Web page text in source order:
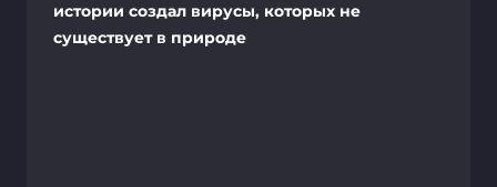
истории создал вирусы, которых не
существует в природе